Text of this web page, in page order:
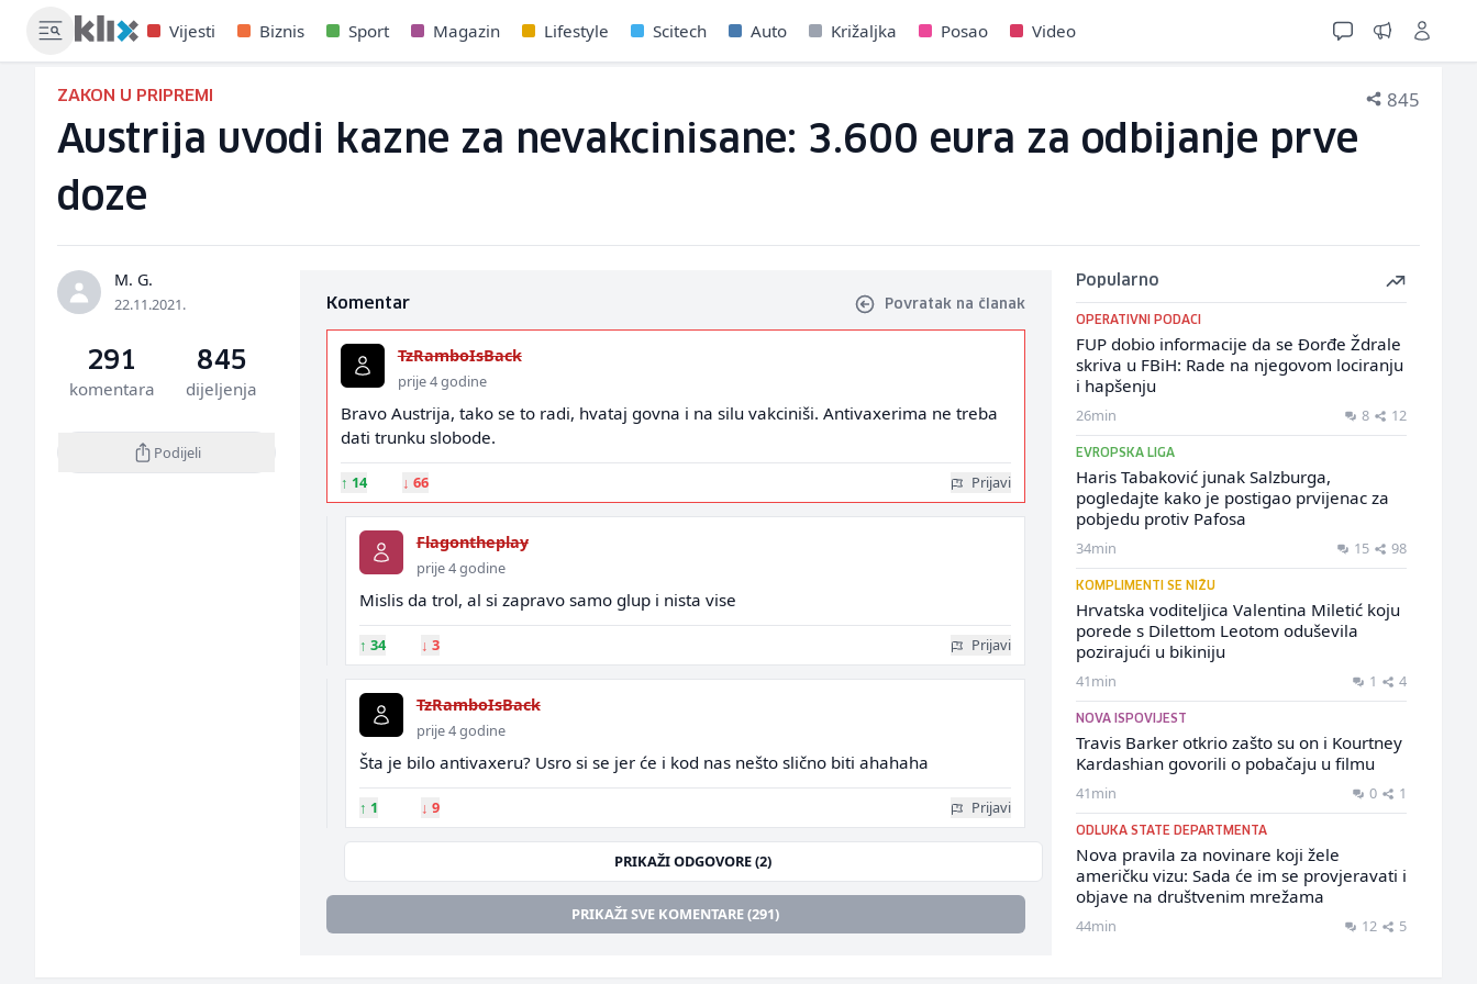
Vijesti Biznis Sport Magazin Lifestyle Scitech Auto Križaljka Posao Video
ZAKON U PRIPREMI 845
Austrija uvodi kazne za nevakcinisane: 3.600 eura za odbijanje prve
doze
M. G.
22.11.2021.
291
komentara
845
dijeljenja
Podijeli
Komentar Povratak na članak
TzRamboIsBack
prije 4 godine
Bravo Austrija, tako se to radi, hvataj govna i na silu vakciniši. Antivaxerima ne treba
dati trunku slobode.
↑ 14 ↓ 66 Prijavi
Flagontheplay
prije 4 godine
Mislis da trol, al si zapravo samo glup i nista vise
↑ 34 ↓ 3 Prijavi
TzRamboIsBack
prije 4 godine
Šta je bilo antivaxeru? Usro si se jer će i kod nas nešto slično biti ahahaha
↑ 1 ↓ 9 Prijavi
PRIKAŽI ODGOVORE (2)
PRIKAŽI SVE KOMENTARE (291)
Popularno
OPERATIVNI PODACI
FUP dobio informacije da se Đorđe Ždrale
skriva u FBiH: Rade na njegovom lociranju
i hapšenju
26min 8 12
EVROPSKA LIGA
Haris Tabaković junak Salzburga,
pogledajte kako je postigao prvijenac za
pobjedu protiv Pafosa
34min 15 98
KOMPLIMENTI SE NIŽU
Hrvatska voditeljica Valentina Miletić koju
porede s Dilettom Leotom oduševila
pozirajući u bikiniju
41min 1 4
NOVA ISPOVIJEST
Travis Barker otkrio zašto su on i Kourtney
Kardashian govorili o pobačaju u filmu
41min 0 1
ODLUKA STATE DEPARTMENTA
Nova pravila za novinare koji žele
američku vizu: Sada će im se provjeravati i
objave na društvenim mrežama
44min 12 5